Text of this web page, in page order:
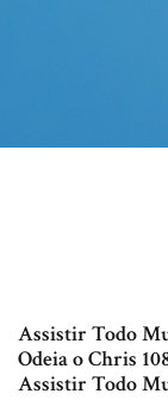
Assistir Todo
Odeia o Chris
Assistir Todo